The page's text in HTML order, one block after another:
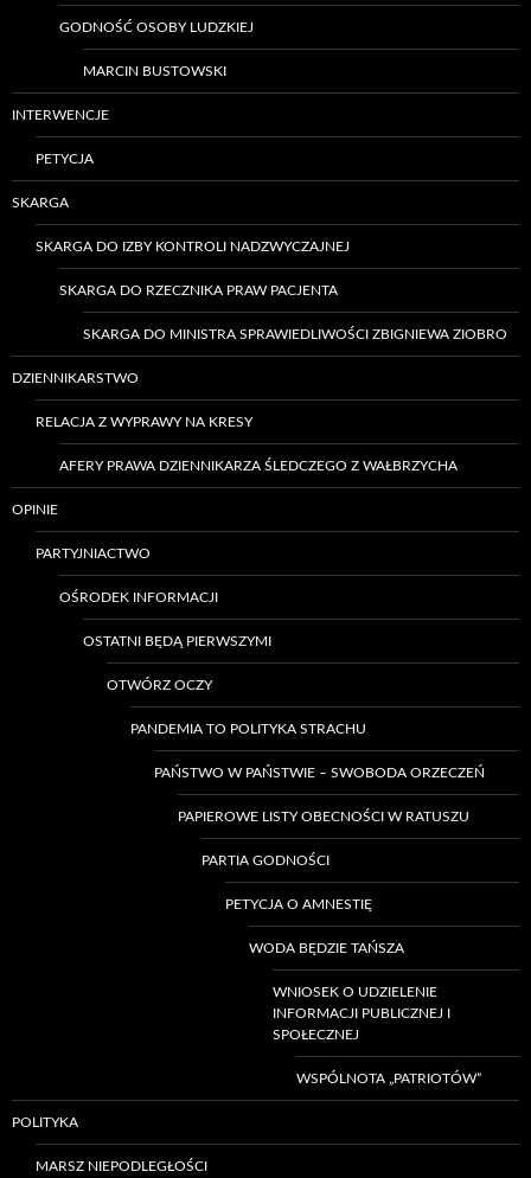
GODNOŚĆ OSOBY LUDZKIEJ
MARCIN BUSTOWSKI
INTERWENCJE
PETYCJA
SKARGA
SKARGA DO IZBY KONTROLI NADZWYCZAJNEJ
SKARGA DO RZECZNIKA PRAW PACJENTA
SKARGA DO MINISTRA SPRAWIEDLIWOŚCI ZBIGNIEWA ZIOBRO
DZIENNIKARSTWO
RELACJA Z WYPRAWY NA KRESY
AFERY PRAWA DZIENNIKARZA ŚLEDCZEGO Z WAŁBRZYCHA
OPINIE
PARTYJNIACTWO
OŚRODEK INFORMACJI
OSTATNI BĘDĄ PIERWSZYMI
OTWÓRZ OCZY
PANDEMIA TO POLITYKA STRACHU
PAŃSTWO W PAŃSTWIE – SWOBODA ORZECZEŃ
PAPIEROWE LISTY OBECNOŚCI W RATUSZU
PARTIA GODNOŚCI
PETYCJA O AMNESTIĘ
WODA BĘDZIE TAŃSZA
WNIOSEK O UDZIELENIE
INFORMACJI PUBLICZNEJ I
SPOŁECZNEJ
WSPÓLNOTA „PATRIOTÓW”
POLITYKA
MARSZ NIEPODLEGŁOŚCI